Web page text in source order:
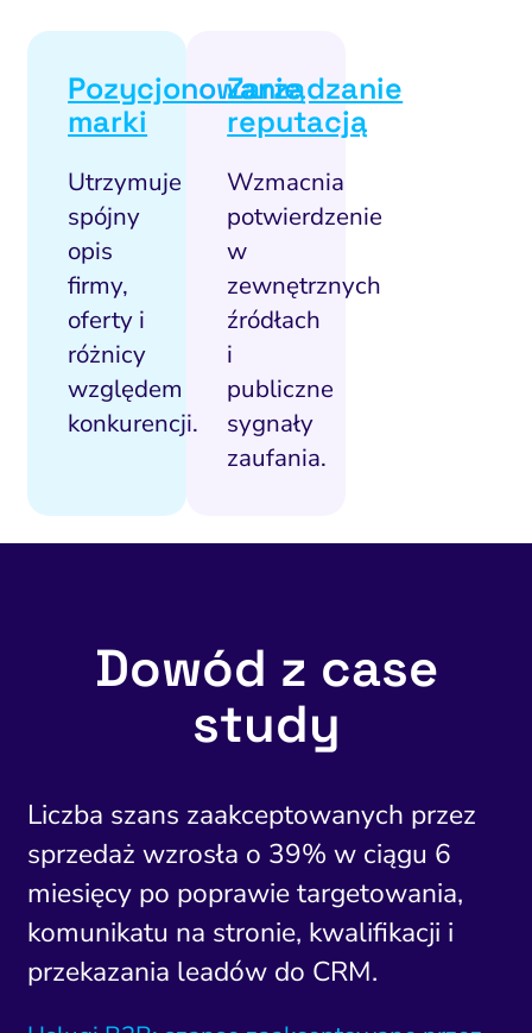
Pozycjonowanie
marki
Utrzymuje
spójny
opis
firmy,
oferty i
różnicy
względem
konkurencji.
Zarządzanie
reputacją
Wzmacnia
potwierdzenie
w
zewnętrznych
źródłach
i
publiczne
sygnały
zaufania.
Dowód z case
study
Liczba szans zaakceptowanych przez
sprzedaż wzrosła o 39% w ciągu 6
miesięcy po poprawie targetowania,
komunikatu na stronie, kwalifikacji i
przekazania leadów do CRM.